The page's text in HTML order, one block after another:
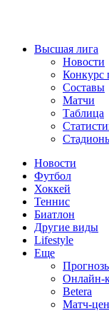
Высшая лига
Новости
Конкурс
Составы
Матчи
Таблица
Новости
Футбол
Хоккей
Теннис
Биатлон
Другие виды
Lifestyle
Еще
Онлайн-
Betera
Матч-